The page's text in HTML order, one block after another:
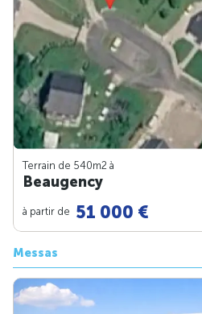
Terrain de 540m2 à
Beaugency
à partir de 51 000 €
Messas